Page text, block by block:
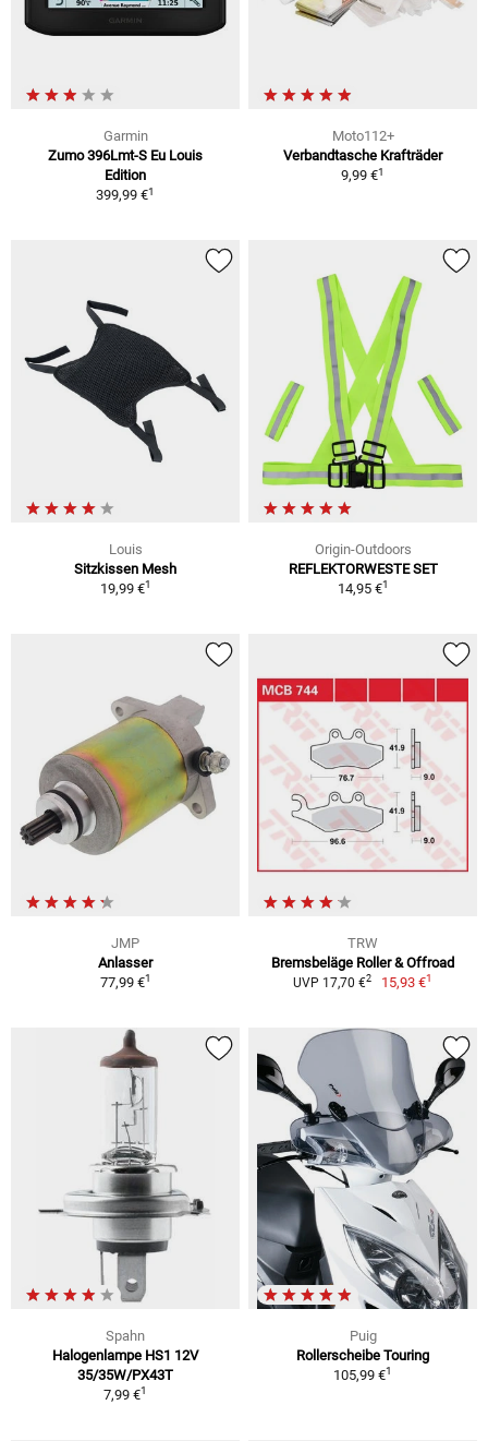
Garmin
Zumo 396Lmt-S Eu Louis
Edition
399,99 €1
Moto112+
Verbandtasche Krafträder
9,99 €1
Louis
Sitzkissen Mesh
19,99 €1
Origin-Outdoors
REFLEKTORWESTE SET
14,95 €1
JMP
Anlasser
77,99 €1
TRW
Bremsbeläge Roller & Offroad
UVP 17,70 €2 15,93 €1
Spahn
Halogenlampe HS1 12V
35/35W/PX43T
7,99 €1
Puig
Rollerscheibe Touring
105,99 €1